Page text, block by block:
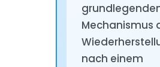
Mechanismus
nach einem